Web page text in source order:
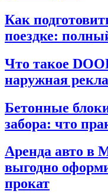
Как
поездке:
Что такое
наружная
Бетонные
забора: что
Аренда авто в
выгодно
прокат